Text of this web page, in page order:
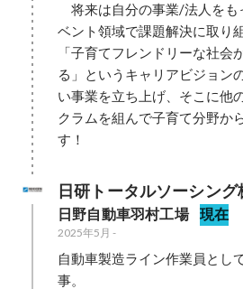
将来は自分の事業/法人をも
ベント領域で課題解決に取り
「子育てフレンドリーな社会
る」というキャリアビジョン
い事業を立ち上げ、そこに他
クラムを組んで子育て分野か
す！
日研トータルソーシン
日野自動車羽村工場 現在
2025年5月 -
自動車製造ライン作業員とし
事。